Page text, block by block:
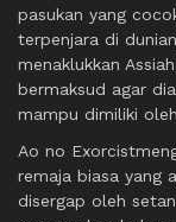
pasukan yang
terpenjara di
menaklukkan
bermaksud agar
mampu dimiliki
Ao no
remaja biasa yang
disergap oleh